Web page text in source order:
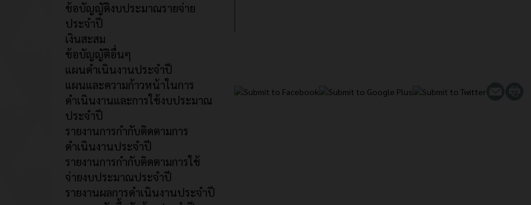
ข้อบัญญัติงบประมาณรายจ่าย
ประจำปี
เงินสะสม
ข้อบัญญัติอื่นๆ
แผนดำเนินงานประจำปี
แผนและความก้าวหน้าในการ
ดำเนินงานและการใช้งบประมาณ
ประจำปี
รายงานการกำกับติดตามการ
ดำเนินงานประจำปี
รายงานการกำกับติดตามการใช้
จ่ายงบประมาณประจำปี
รายงานผลการดำเนินงานประจำปี